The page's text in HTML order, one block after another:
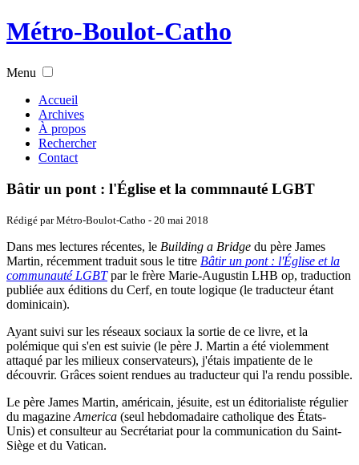
Métro-Boulot-Catho
Menu
Accueil
Archives
À propos
Rechercher
Contact
Bâtir un pont : l'Église et la commnauté LGBT
Rédigé par Métro-Boulot-Catho - 20 mai 2018
Dans mes lectures récentes, le Building a Bridge du père James
Martin, récemment traduit sous le titre Bâtir un pont : l'Église et la
communauté LGBT par le frère Marie-Augustin LHB op, traduction
publiée aux éditions du Cerf, en toute logique (le traducteur étant
dominicain).
Ayant suivi sur les réseaux sociaux la sortie de ce livre, et la
polémique qui s'en est suivie (le père J. Martin a été violemment
attaqué par les milieux conservateurs), j'étais impatiente de le
découvrir. Grâces soient rendues au traducteur qui l'a rendu possible.
Le père James Martin, américain, jésuite, est un éditorialiste régulier
du magazine America (seul hebdomadaire catholique des États-
Unis) et consulteur au Secrétariat pour la communication du Saint-
Siège et du Vatican.